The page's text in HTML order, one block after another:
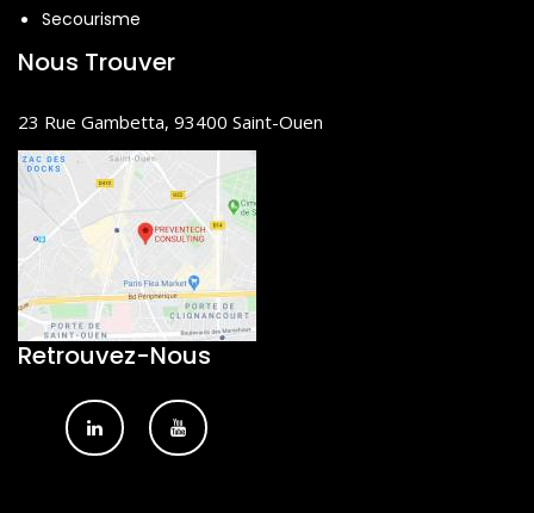
Secourisme
Nous Trouver
23 Rue Gambetta, 93400 Saint-Ouen
Retrouvez-Nous